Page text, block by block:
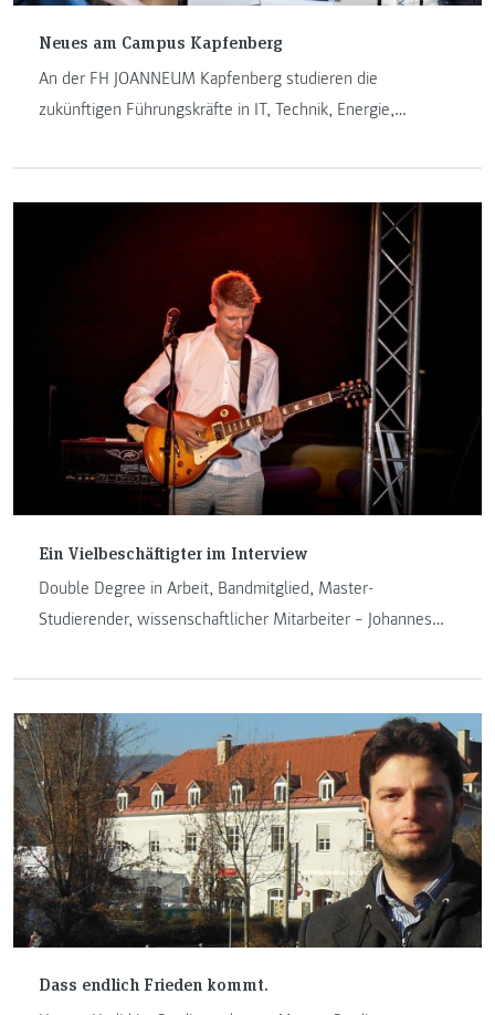
Neues am Campus Kapfenberg
An der FH JOANNEUM Kapfenberg studieren die
zukünftigen Führungskräfte in IT, Technik, Energie,
Infrastruktur ständig auf höchstem Niveau
weiterentwickelt. Einige Neuerungen im Überblick.
Ein Vielbeschäftigter im Interview
Double Degree in Arbeit, Bandmitglied, Master-
Studierender, wissenschaftlicher Mitarbeiter – Johannes
mittlerweile beschäftigt er sich mit seiner Master-Arbeit.
"Nebenbei" singt und spielt er Gitarre bei "Das Getränk"
und eigentlich ist er hauptberuflich wissenschaftlicher
Mitarbeiter am Institut. Ich habe mich mit ihm getroffen
und ihm ein paar Fragen gestellt...
Dass endlich Frieden kommt.